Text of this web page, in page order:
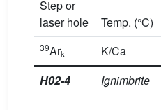
Step or
laser hole
Temp. (°C)
39Ark K/Ca
H02-4
Ignimbrite